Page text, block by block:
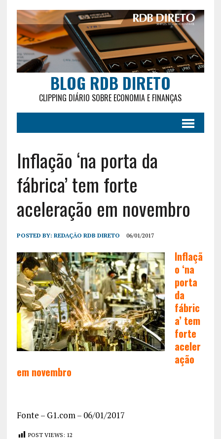
BLOG RDB DIRETO
CLIPPING DIÁRIO SOBRE ECONOMIA E FINANÇAS
Inflação ‘na porta da
fábrica’ tem forte
aceleração em novembro
POSTED BY: REDAÇÃO RDB DIRETO 06/01/2017
Inflaçã
o ‘na
porta
da
fábric
a’ tem
forte
aceler
ação
em novembro
Fonte – G1.com – 06/01/2017
POST VIEWS: 12